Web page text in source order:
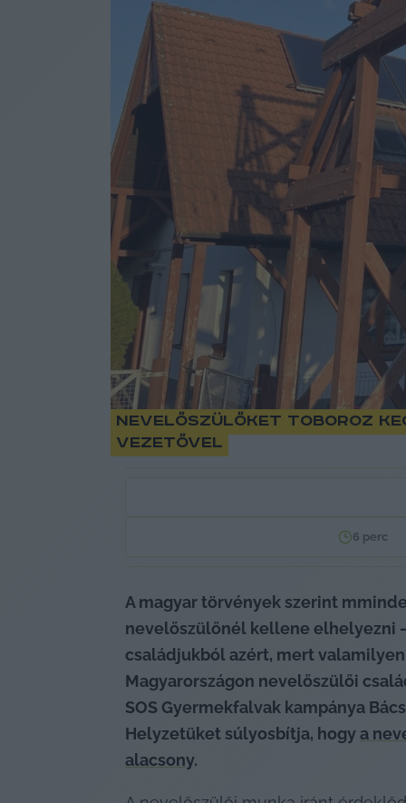
Nevelőszülőket toboroz
vezetővel
6 perc
A magyar törvények szerint
nevelőszülőnél kellene elhelyezni
családjukból azért, mert
Magyarországon nevelőszülői
SOS Gyermekfalvak kampánya
Helyzetüket súlyosbítja, hogy a
alacsony.